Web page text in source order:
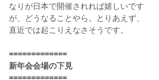
なりが日本で開催されれば嬉しいです
が、どうなることやら。とりあえず、
直近では起こりえなさそうです。
=============
新年会会場の下見
=============